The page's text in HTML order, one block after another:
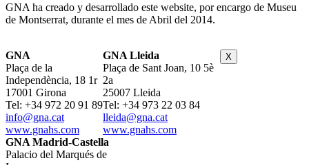
GNA ha creado y desarrollado este website, por encargo de Museu
de Montserrat, durante el mes de Abril del 2014.
GNA
Plaça de la
Independència, 18 1r
17001 Girona
Tel: +34 972 20 91 89
info@gna.cat
www.gnahs.com
GNA Lleida
Plaça de Sant Joan, 10 5è
2a
25007 Lleida
Tel: +34 973 22 03 84
lleida@gna.cat
www.gnahs.com
GNA Madrid-Castella
Palacio del Marqués de
X